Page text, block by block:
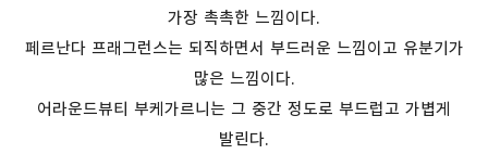
가장 촉촉한 느낌이다.
페르난다 프래그런스는 되직하면서 부드러운 느낌이고 유분기가
많은 느낌이다.
어라운드뷰티 부케가르니는 그 중간 정도로 부드럽고 가볍게
발린다.